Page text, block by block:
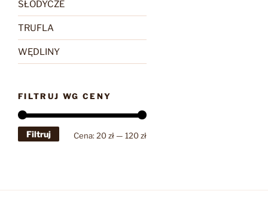
SŁODYCZE
TRUFLA
WĘDLINY
FILTRUJ WG CENY
Cena
Cena
Filtruj Cena: 20 zł— 120 zł